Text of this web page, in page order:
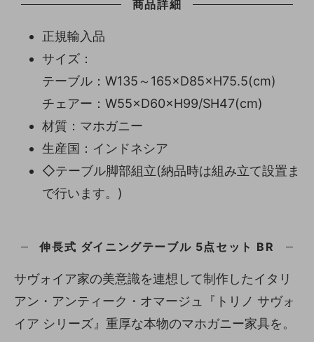
商品詳細
正規輸入品
サイズ：
テーブル：W135～165×D85×H75.5(cm)
チェアー：W55×D60×H99/SH47(cm)
材質：マホガニー
生産国：インドネシア
◇テーブル脚部組立(納品時は組み立て設置ま
で行います。)
伸長式 ダイニングテーブル 5点セット BR
サヴォイア家の美意識を連想して制作したイタリ
アン・アンティーク・オマージュ『トリノ サヴォ
イア シリーズ』重厚な本物のマホガニー家具を。